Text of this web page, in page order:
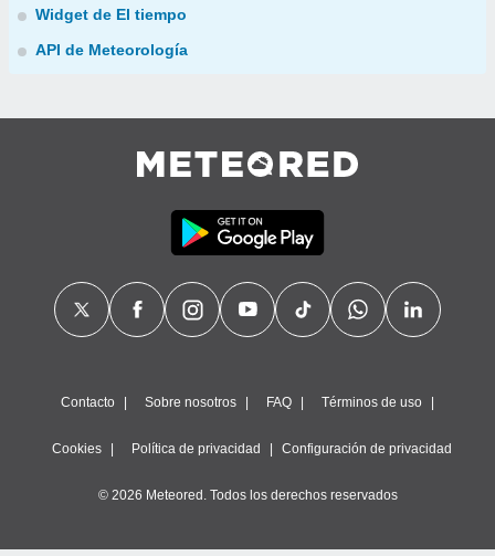
Widget de El tiempo
API de Meteorología
Contacto Sobre nosotros FAQ Términos de uso
Cookies Política de privacidad Configuración de privacidad
© 2026 Meteored. Todos los derechos reservados